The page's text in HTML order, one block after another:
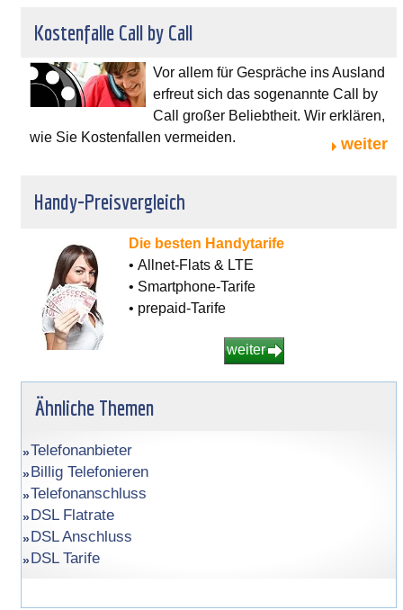
Kostenfalle Call by Call
Vor allem für Gespräche ins Ausland
erfreut sich das sogenannte Call by
Call großer Beliebtheit. Wir erklären,
wie Sie Kostenfallen vermeiden.
weiter
Handy-Preisvergleich
Die besten Handytarife
• Allnet-Flats & LTE
• Smartphone-Tarife
• prepaid-Tarife
weiter
Ähnliche Themen
Telefonanbieter
Billig Telefonieren
Telefonanschluss
DSL Flatrate
DSL Anschluss
DSL Tarife